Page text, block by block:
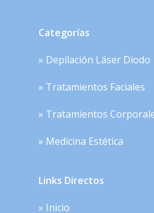
Categorías
» Depilación Láser Diodo
» Tratamientos Faciales
» Tratamientos
» Medicina Estética
Links Directos
» Inicio